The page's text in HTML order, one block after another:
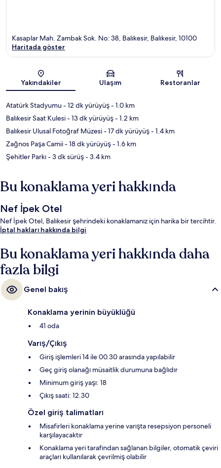
Harita
Kasaplar Mah. Zambak Sok. No: 38, Balıkesir, Balıkesir, 10100
Haritada göster
Yakındakiler Ulaşım Restoranlar
Atatürk Stadyumu- 12 dk yürüyüş- 1.0 km
Balıkesir Saat Kulesi- 13 dk yürüyüş- 1.2 km
Balıkesir Ulusal Fotoğraf Müzesi- 17 dk yürüyüş- 1.4 km
Zağnos Paşa Camii- 18 dk yürüyüş- 1.6 km
Şehitler Parkı- 3 dk sürüş- 3.4 km
Bu konaklama yeri hakkında
Nef İpek Otel
Nef İpek Otel, Balıkesir şehrindeki konaklamanız için harika bir tercihtir.
İptal hakları hakkında bilgi
Bu konaklama yeri hakkında daha
fazla bilgi
Genel bakış
Konaklama yerinin büyüklüğü
41 oda
Varış/Çıkış
Giriş işlemleri 14 ile 00.30 arasında yapılabilir
Geç giriş olanağı müsaitlik durumuna bağlıdır
Minimum giriş yaşı: 18
Çıkış saati: 12.30
Özel giriş talimatları
Misafirleri konaklama yerine varışta resepsiyon personeli
karşılayacaktır
Konaklama yeri tarafından sağlanan bilgiler, otomatik çeviri
araçları kullanılarak çevrilmiş olabilir